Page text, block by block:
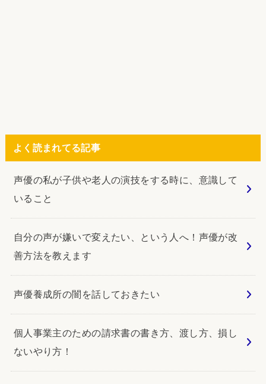
よく読まれてる記事
声優の私が子供や老人の演技をする時に、意識して
いること
自分の声が嫌いで変えたい、という人へ！声優が改
善方法を教えます
声優養成所の闇を話しておきたい
個人事業主のための請求書の書き方、渡し方、損し
ないやり方！